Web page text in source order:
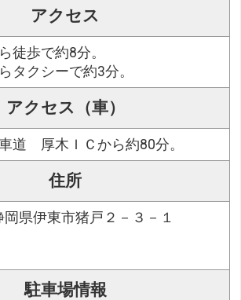
アクセス
徒歩で約8分。
タクシーで約3分。
アクセス（車）
道 厚木ＩＣから約80分。
住所
県伊東市猪戸２－３－１
駐車場情報